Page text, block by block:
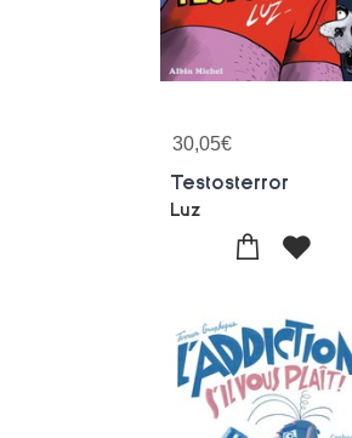
30,05€
Testosterror
Luz